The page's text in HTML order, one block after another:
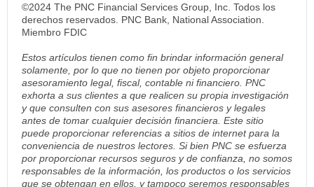
©2024 The PNC Financial Services Group, Inc. Todos los
derechos reservados. PNC Bank, National Association.
Miembro FDIC
Estos artículos tienen como fin brindar información general
solamente, por lo que no tienen por objeto proporcionar
asesoramiento legal, fiscal, contable ni financiero. PNC
exhorta a sus clientes a que realicen su propia investigación
y que consulten con sus asesores financieros y legales
antes de tomar cualquier decisión financiera. Este sitio
puede proporcionar referencias a sitios de internet para la
conveniencia de nuestros lectores. Si bien PNC se esfuerza
por proporcionar recursos seguros y de confianza, no somos
responsables de la información, los productos o los servicios
que se obtengan en ellos, y tampoco seremos responsables